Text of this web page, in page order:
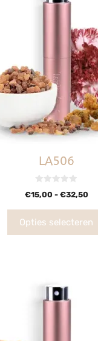
LA506
v
n
5
€15,00 - €32,50
Opties selecteren